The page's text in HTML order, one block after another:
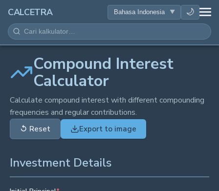
CALCETRA 🌙
MATEMATIKA
KONVERSI
SAINS
SEHARI-HARI
ALAT LAINNYA
Compound Interest
Calculator
Calculate compound interest with different compounding
frequencies and regular contributions.
↺ Reset Export to image
Investment Details